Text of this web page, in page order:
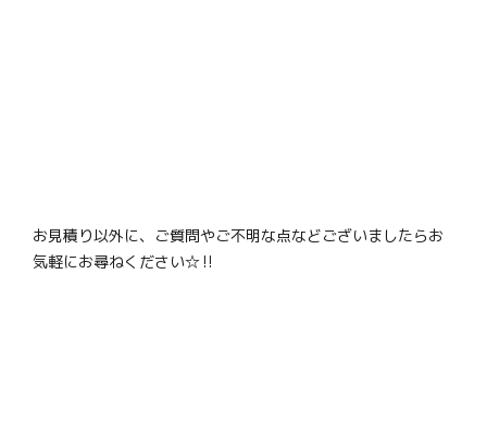
お見積り以外に、ご質問やご不明な点などございましたらお
気軽にお尋ねください☆‼